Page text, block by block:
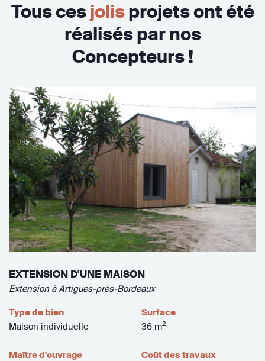
Tous cesjolisprojets ont été
réalisés par nos
Concepteurs !
EXTENSION D'UNE MAISON
Extension à Artigues-près-Bordeaux
Type de bien
Maison individuelle
Surface
36 m2
Maître d'ouvrage
Coût des travaux